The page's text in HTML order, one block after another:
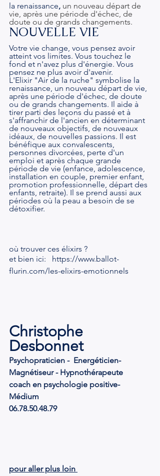
la renaissance, un nouveau départ de
vie, après une période d'échec, de
doute ou de grands changements.
NOUVELLE VIE
Votre vie change, vous pensez avoir
atteint vos limites. Vous touchez le
fond et n'avez plus d'énergie. Vous
pensez ne plus avoir d'avenir.
L'Elixir "Air de la ruche" symbolise la
renaissance, un nouveau départ de vie,
après une période d'échec, de doute
ou de grands changements. Il aide à
tirer parti des leçons du passé et à
s'affranchir de l'ancien en déterminant
de nouveaux objectifs, de nouveaux
idéaux, de nouvelles passions. Il est
bénéfique aux convalescents,
personnes divorcées, perte d'un
emploi et après chaque grande
période de vie (enfance, adolescence,
installation en couple, premier enfant,
promotion professionnelle, départ des
enfants, retraite). Il se prend aussi aux
périodes où la peau a besoin de se
détoxifier.
où trouver ces élixirs ?
et bien ici:   https://www.ballot-
flurin.com/les-elixirs-emotionnels
Christophe
Desbonnet
Psychopraticien -  Energéticien-
Magnétiseur - Hypnothérapeute
coach en psychologie positive-
Médium
06.78.50.48.79
pour aller plus loin